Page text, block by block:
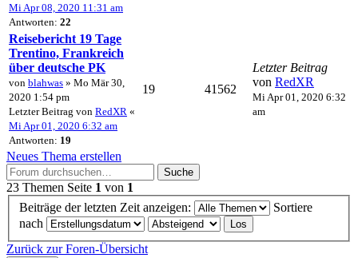
Mi Apr 08, 2020 11:31 am
Antworten: 22
Reisebericht 19 Tage
Trentino, Frankreich
über deutsche PK
von blahwas » Mo Mär 30,
2020 1:54 pm
Letzter Beitrag von RedXR «
Mi Apr 01, 2020 6:32 am
Antworten: 19
19 41562
Letzter Beitrag
von RedXR
Mi Apr 01, 2020 6:32
am
Neues Thema erstellen
Suche
23 Themen Seite 1 von 1
Beiträge der letzten Zeit anzeigen:
Sortiere
nach
Zurück zur Foren-Übersicht